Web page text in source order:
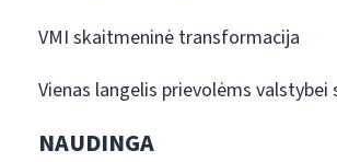
VMI skaitmeninė transformacija
Vienas langelis prievolėms
NAUDINGA